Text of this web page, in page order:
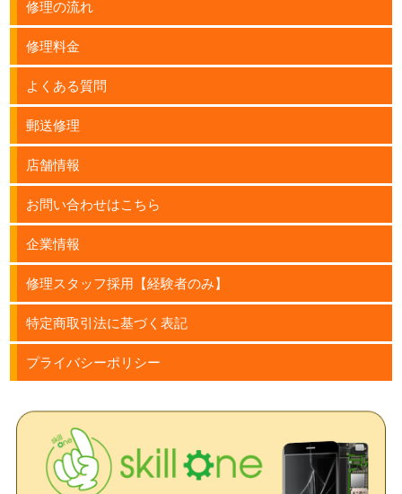
修理の流れ
修理料金
よくある質問
郵送修理
店舗情報
お問い合わせはこちら
企業情報
修理スタッフ採用【経験者のみ】
特定商取引法に基づく表記
プライバシーポリシー